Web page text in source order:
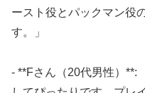
ースト役とパックマン役
す。」
- **Fさん（20代男性）**: